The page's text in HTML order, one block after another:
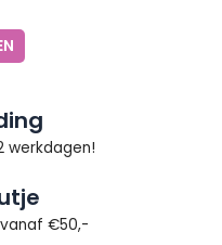
werkdagen!
€50,-